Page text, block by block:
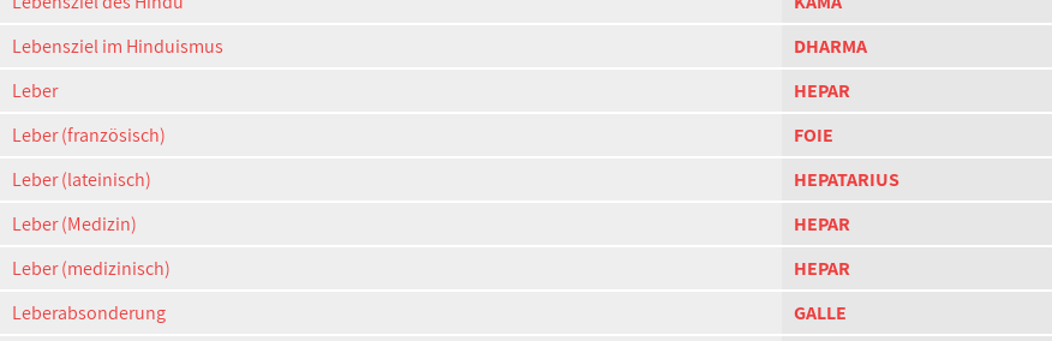
Lebensziel im Hinduismus
DHARMA
Leber
HEPAR
Leber (französisch)
FOIE
Leber (lateinisch)
HEPATARIUS
Leber (Medizin)
HEPAR
Leber (medizinisch)
HEPAR
Leberabsonderung
GALLE